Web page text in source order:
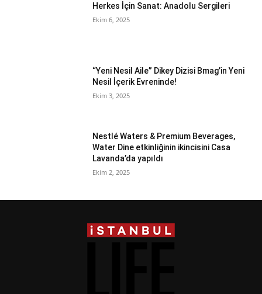
Herkes İçin Sanat: Anadolu Sergileri
Ekim 6, 2025
“Yeni Nesil Aile” Dikey Dizisi Bmag’in Yeni
Nesil İçerik Evreninde!
Ekim 3, 2025
Nestlé Waters & Premium Beverages,
Water Dine etkinliğinin ikincisini Casa
Lavanda’da yapıldı
Ekim 2, 2025